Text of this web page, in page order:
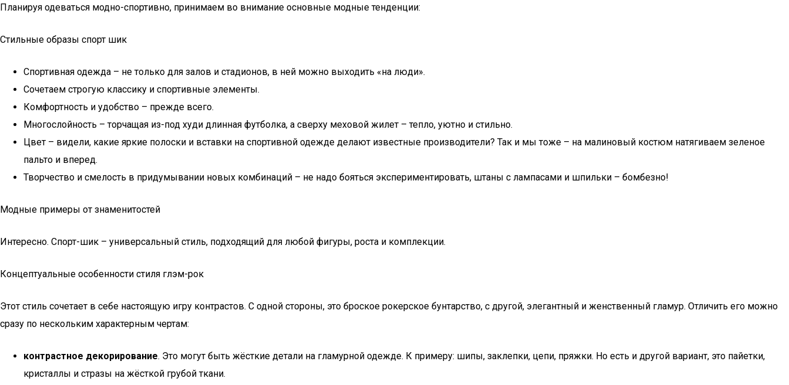
Планируя одеваться модно-спортивно, принимаем во внимание основные модные тенденции:
Стильные образы спорт шик
Спортивная одежда – не только для залов и стадионов, в ней можно выходить «на люди».
Сочетаем строгую классику и спортивные элементы.
Комфортность и удобство – прежде всего.
Многослойность – торчащая из-под худи длинная футболка, а сверху меховой жилет – тепло, уютно и стильно.
Цвет – видели, какие яркие полоски и вставки на спортивной одежде делают известные производители? Так и мы тоже – на малиновый костюм натягиваем зеленое
пальто и вперед.
Творчество и смелость в придумывании новых комбинаций – не надо бояться экспериментировать, штаны с лампасами и шпильки – бомбезно!
Модные примеры от знаменитостей
Интересно. Спорт-шик – универсальный стиль, подходящий для любой фигуры, роста и комплекции.
Концептуальные особенности стиля глэм-рок
Этот стиль сочетает в себе настоящую игру контрастов. С одной стороны, это броское рокерское бунтарство, с другой, элегантный и женственный гламур. Отличить его можно
сразу по нескольким характерным чертам:
контрастное декорирование. Это могут быть жёсткие детали на гламурной одежде. К примеру: шипы, заклепки, цепи, пряжки. Но есть и другой вариант, это пайетки,
кристаллы и стразы на жёсткой грубой ткани.